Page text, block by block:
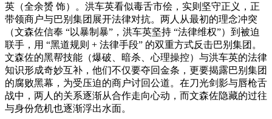
英（全余赟 饰）。洪车英看似毒舌市侩，实则坚守正义，正
带领商户与巴别集团展开法律对抗。两人从最初的理念冲突
（文森佐信奉 “以暴制暴”，洪车英坚持 “法律维权”）到被迫
联手，用 “黑道规则 + 法律手段” 的双重方式反击巴别集团。
文森佐的黑帮技能（爆破、暗杀、心理操控）与洪车英的法律
知识形成奇妙互补，他们不仅要夺回金条，更要揭露巴别集团
的腐败黑幕，为受压迫的商户讨回公道。在刀光剑影与唇枪舌
战中，两人的关系逐渐从合作走向心动，而文森佐隐藏的过往
与身份危机也逐渐浮出水面。